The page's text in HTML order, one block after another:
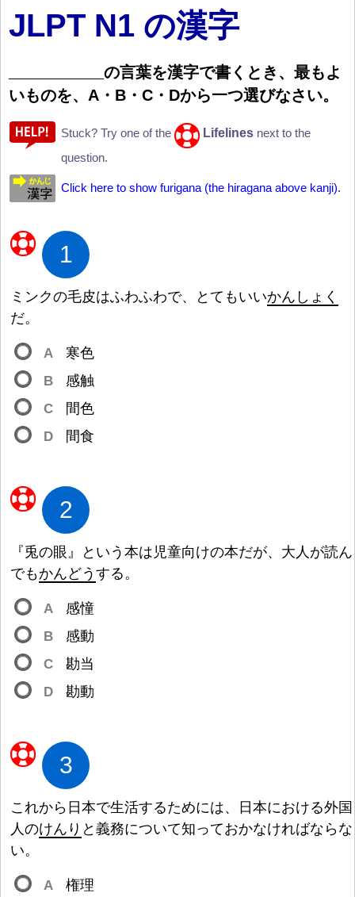
JLPT N1 の漢字
の言葉を漢字で書 くとき、 最もよ
いものを、A・B・C・Dから一つ選びなさい。
Stuck? Try one of the Lifelines next to the
question.
Click here to show furigana (the hiragana above kanji).
1
ミンクの毛皮はふわふわで、とてもいいかんしょく
だ。
A 寒色
B
感触
C
間色
D
間食
2
『兎の眼』という 本は 児童向 けの本だが、 大 人 が読ん
でもかんどう する。
A 感憧
B
感動
C
勘当
D
勘動
3
これから 日 本で生活するためには、 日 本における外国
人のけんり と 義務について知っておかなければならな
い。
A 権理